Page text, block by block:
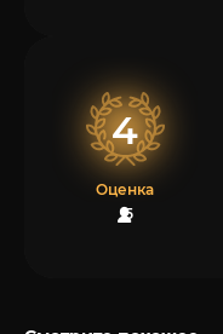
4
Оценка
5